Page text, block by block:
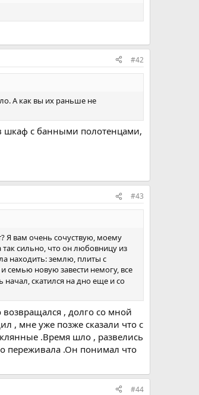
#42
А как вы их раньше не
шкаф с банными полотенцами,
#43
Я вам очень сочуствую, моему
сильно, что он любовницу из
находить: землю, плиты с
новую завести немогу, все
начал, скатился на дно еще и со
, долго со мной
, мне уже позже сказали что с
.Время шло , развелись
переживала .Он понимал что
#44